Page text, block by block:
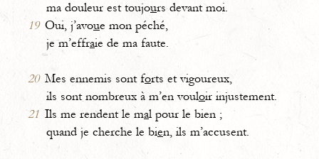
ma douleur est toujours devant moi.
19 Oui, j’avoue mon péché,
je m’effraie de ma faute.
20 Mes ennemis sont forts et vigoureux,
ils sont nombreux à m’en vouloir injustement.
21 Ils me rendent le mal pour le bien ;
quand je cherche le bien, ils m’accusent.